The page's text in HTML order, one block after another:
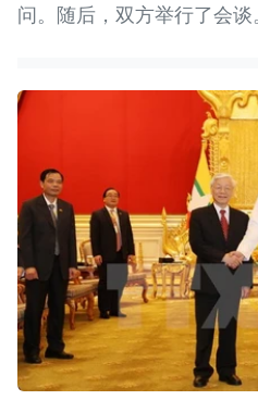
问。随后，双方举行了会谈